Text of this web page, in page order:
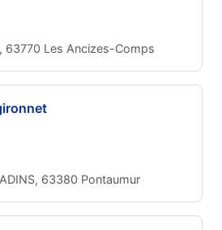
63770 Les Ancizes-Comps
63380 Pontaumur